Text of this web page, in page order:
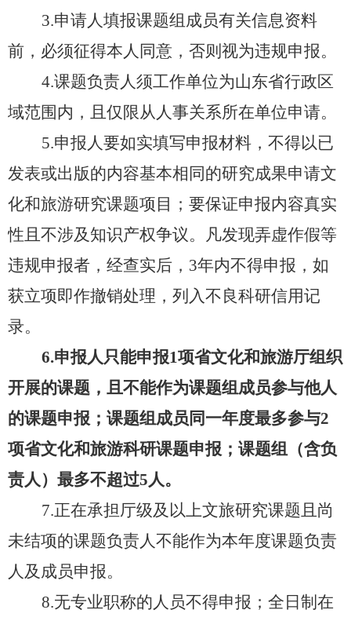
3.申请人填报课题组成员有关信息资料
前，必须征得本人同意，否则视为违规申报。
4.课题负责人须工作单位为山东省行政区
域范围内，且仅限从人事关系所在单位申请。
5.申报人要如实填写申报材料，不得以已
发表或出版的内容基本相同的研究成果申请文
化和旅游研究课题项目；要保证申报内容真实
性且不涉及知识产权争议。凡发现弄虚作假等
违规申报者，经查实后，3年内不得申报，如
获立项即作撤销处理，列入不良科研信用记
录。
6.申报人只能申报1项省文化和旅游厅组织
开展的课题，且不能作为课题组成员参与他人
的课题申报；课题组成员同一年度最多参与2
项省文化和旅游科研课题申报；课题组（含负
责人）最多不超过5人。
7.正在承担厅级及以上文旅研究课题且尚
未结项的课题负责人不能作为本年度课题负责
人及成员申报。
8.无专业职称的人员不得申报；全日制在